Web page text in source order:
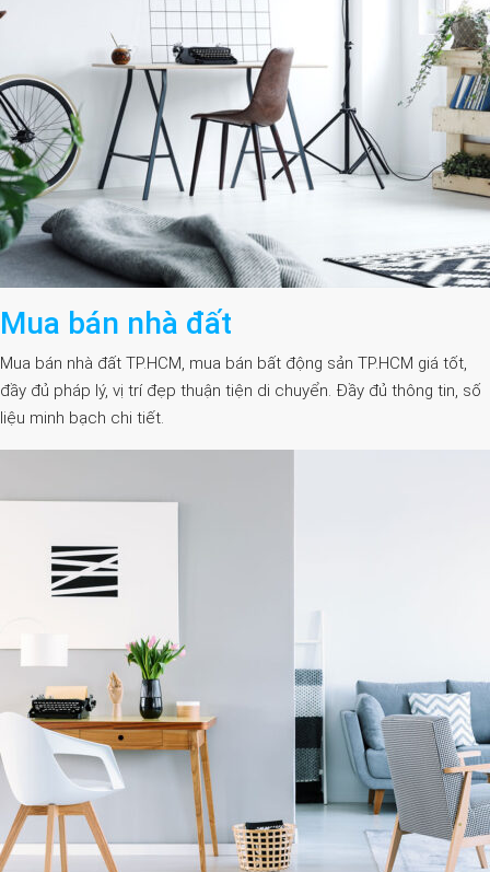
Mua bán nhà đất
Mua bán nhà đất TP.HCM, mua bán bất động sản TP.HCM giá tốt,
đầy đủ pháp lý, vị trí đẹp thuận tiện di chuyển. Đầy đủ thông tin, số
liệu minh bạch chi tiết.